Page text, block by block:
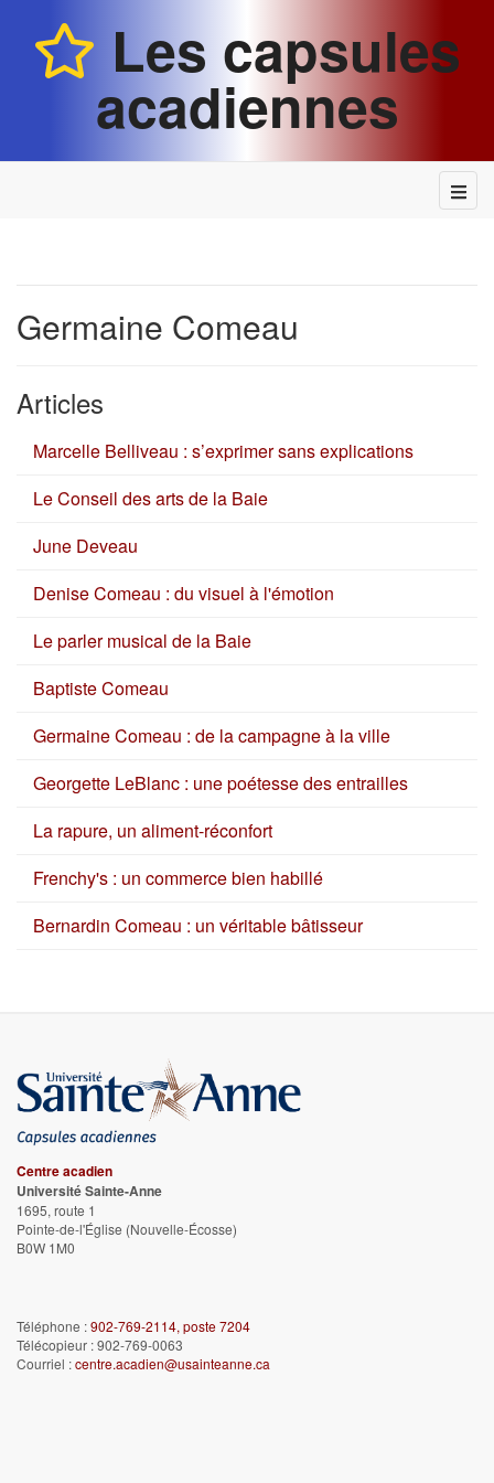
Les capsules
acadiennes
Germaine Comeau
Articles
Marcelle Belliveau : s’exprimer sans explications
Le Conseil des arts de la Baie
June Deveau
Denise Comeau : du visuel à l'émotion
Le parler musical de la Baie
Baptiste Comeau
Germaine Comeau : de la campagne à la ville
Georgette LeBlanc : une poétesse des entrailles
La rapure, un aliment-réconfort
Frenchy's : un commerce bien habillé
Bernardin Comeau : un véritable bâtisseur
Centre acadien
Université Sainte-Anne
1695, route 1
Pointe-de-l'Église (Nouvelle-Écosse)
B0W 1M0
Téléphone :902-769-2114, poste 7204
Télécopieur : 902-769-0063
Courriel :centre.acadien@usainteanne.ca